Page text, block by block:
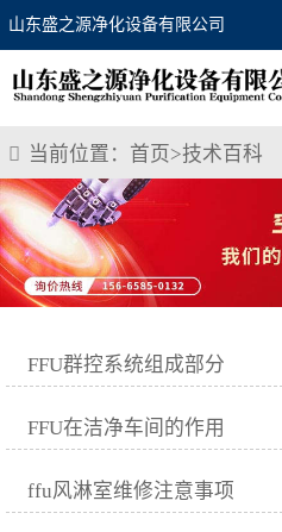
山东盛之源净化设备有限公司
当前位置： 首页>技术百科
FFU群控系统组成部分
FFU在洁净车间的作用
ffu风淋室维修注意事项